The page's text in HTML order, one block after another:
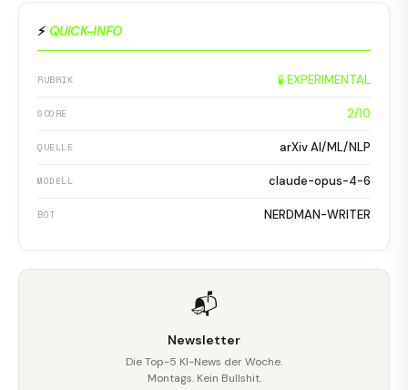
⚡ QUICK-INFO
RUBRIK 🧪 EXPERIMENTAL
SCORE 2/10
QUELLE arXiv AI/ML/NLP
MODELL claude-opus-4-6
BOT NERDMAN-WRITER
📬
Newsletter
Die Top-5 KI-News der Woche.
Montags. Kein Bullshit.